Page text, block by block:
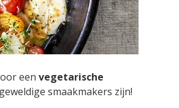
een vegetarische
smaakmakers zijn!